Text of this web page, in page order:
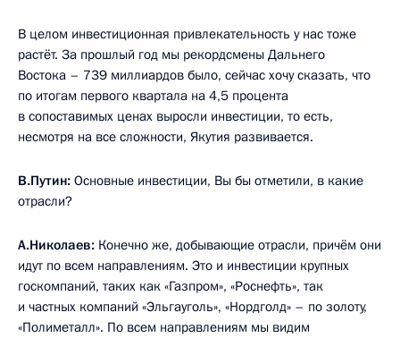
В целом инвестиционная привлекательность у нас тоже
растёт. За прошлый год мы рекордсмены Дальнего
Востока – 739 миллиардов было, сейчас хочу сказать, что
по итогам первого квартала на 4,5 процента
в сопоставимых ценах выросли инвестиции, то есть,
несмотря на все сложности, Якутия развивается.
В.Путин: Основные инвестиции, Вы бы отметили, в какие
отрасли?
А.Николаев: Конечно же, добывающие отрасли, причём они
идут по всем направлениям. Это и инвестиции крупных
госкомпаний, таких как «Газпром», «Роснефть», так
и частных компаний «Эльгауголь», «Нордголд» – по золоту,
«Полиметалл». По всем направлениям мы видим